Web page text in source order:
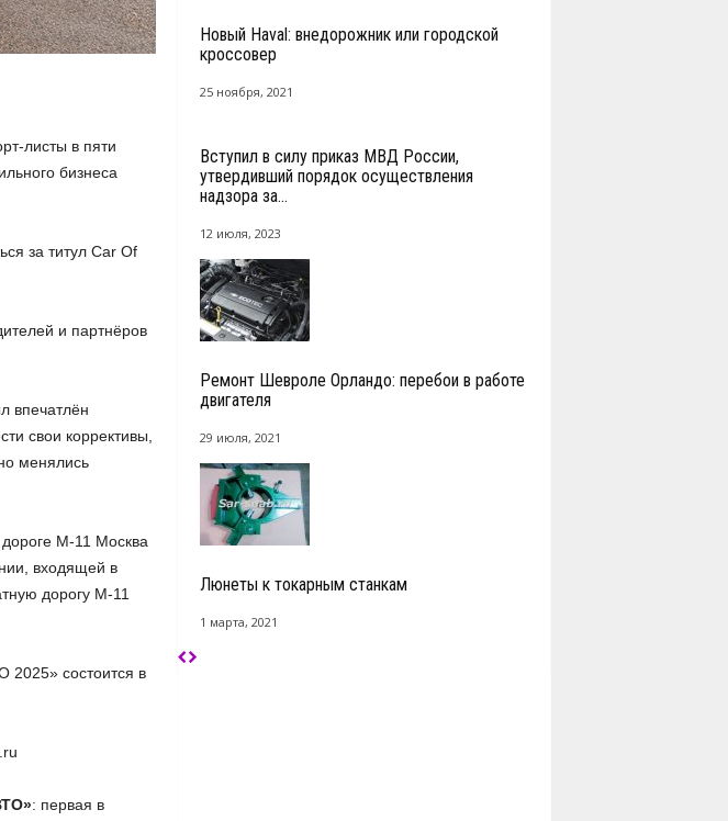
листы в пяти
бизнеса
за титул Car Of
и партнёров
впечатлён
свои коррективы,
менялись
М-11 Москва
входящей в
дорогу М-11
состоится в
: первая в
Новый Haval: внедорожник или городской
кроссовер
25 ноября, 2021
Вступил в силу приказ МВД России,
утвердивший порядок осуществления
надзора за...
12 июля, 2023
Ремонт Шевроле Орландо: перебои в работе
двигателя
29 июля, 2021
Люнеты к токарным станкам
1 марта, 2021